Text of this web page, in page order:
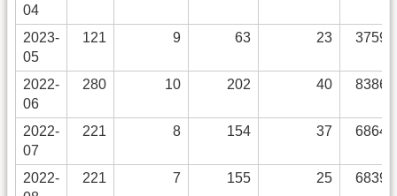
04
2023-
05
121 9 63 23 3759
2022-
06
280 10 202 40 8386
2022-
07
221 8 154 37 6864
2022-
221 7 155 25 6839